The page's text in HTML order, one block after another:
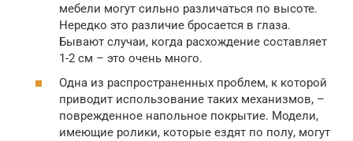
мебели могут сильно различаться по высоте.
Нередко это различие бросается в глаза.
Бывают случаи, когда расхождение составляет
1-2 см – это очень много.
Одна из распространенных проблем, к которой
приводит использование таких механизмов, –
поврежденное напольное покрытие. Модели,
имеющие ролики, которые ездят по полу, могут